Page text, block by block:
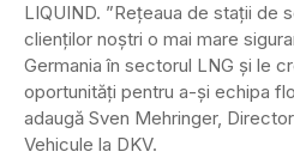
LIQUIND. ”Rețeaua de stații de
clienților noștri o mai mare
Germania în sectorul LNG și le
oportunități pentru a-și echipa
adaugă Sven Mehringer,
Vehicule la DKV.